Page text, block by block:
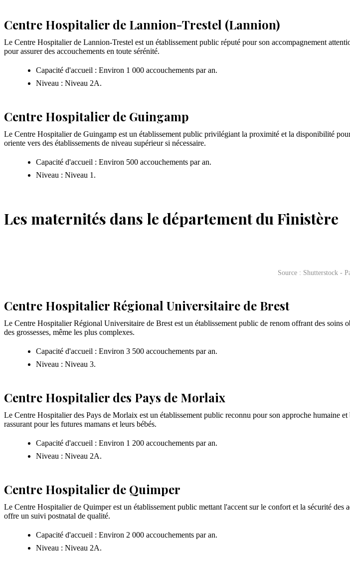
Centre Hospitalier de Lannion-Trestel (Lannion)
Le Centre Hospitalier de Lannion-Trestel est un établissement public réputé pour son accompagnement
pour assurer des accouchements en toute sérénité.
Capacité d'accueil : Environ 1 000 accouchements par an.
Niveau : Niveau 2A.
Centre Hospitalier de Guingamp
Le Centre Hospitalier de Guingamp est un établissement public privilégiant la proximité et la disponibilité
oriente vers des établissements de niveau supérieur si nécessaire.
Capacité d'accueil : Environ 500 accouchements par an.
Niveau : Niveau 1.
Les maternités dans le département du Finistère
Source : Shutterstock -
Centre Hospitalier Régional Universitaire de Brest
Le Centre Hospitalier Régional Universitaire de Brest est un établissement public de renom offrant des
des grossesses, même les plus complexes.
Capacité d'accueil : Environ 3 500 accouchements par an.
Niveau : Niveau 3.
Centre Hospitalier des Pays de Morlaix
Le Centre Hospitalier des Pays de Morlaix est un établissement public reconnu pour son approche humaine
rassurant pour les futures mamans et leurs bébés.
Capacité d'accueil : Environ 1 200 accouchements par an.
Niveau : Niveau 2A.
Centre Hospitalier de Quimper
Le Centre Hospitalier de Quimper est un établissement public mettant l'accent sur le confort et la sécurité des
offre un suivi postnatal de qualité.
Capacité d'accueil : Environ 2 000 accouchements par an.
Niveau : Niveau 2A.